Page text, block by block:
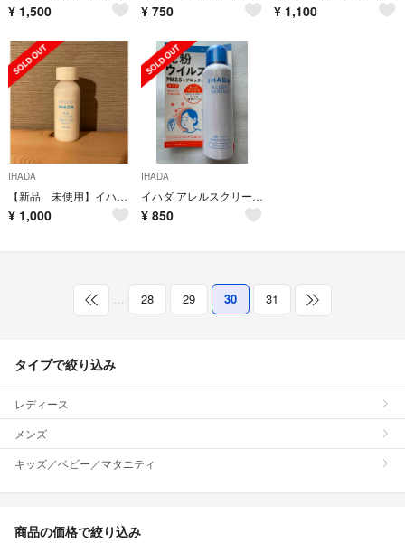
¥ 1,500 ¥ 750 ¥ 1,100
IHADA
【新品 未使用】イハダ 薬用エマルジョン 敏感肌用乳液
¥ 1,000
IHADA
イハダ アレルスクリーン EX 100g
¥ 850
28 29 30 31
タイプで絞り込み
レディース
メンズ
キッズ／ベビー／マタニティ
商品の価格で絞り込み